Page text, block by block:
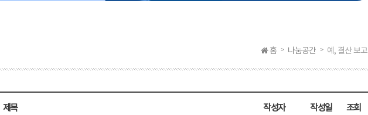
홈 나눔공간 예, 결산 보고
제목 작성자 작성일 조회